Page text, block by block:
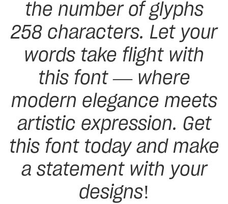
the number of glyphs
258 characters. Let your
words take flight with
this font — where
modern elegance meets
artistic expression. Get
this font today and make
a statement with your
designs!